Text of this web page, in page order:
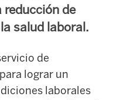
reducción de
salud laboral.
de
lograr un
laborales